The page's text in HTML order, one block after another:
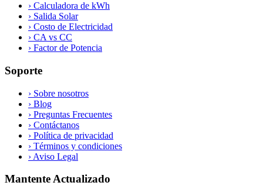
› Calculadora de kWh
› Salida Solar
› Costo de Electricidad
› CA vs CC
› Factor de Potencia
Soporte
› Sobre nosotros
› Blog
› Preguntas Frecuentes
› Contáctanos
› Política de privacidad
› Términos y condiciones
› Aviso Legal
Mantente Actualizado